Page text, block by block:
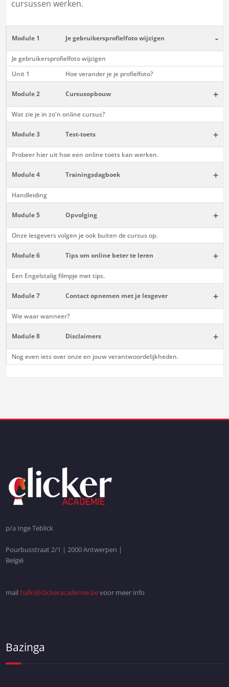
cursussen werken.
Module 1 Je gebruikersprofielfoto wijzigen -
Je gebruikersprofielfoto wijzigen
Unit 1
Hoe verander je je profielfoto?
Module 2 Cursusopbouw +
Wat zie je in zo'n online cursus?
Module 3 Test-toets +
Probeer hier uit hoe een online toets kan werken.
Module 4 Trainingsdagboek +
Handleiding
Module 5 Opvolging +
Onze lesgevers volgen je ook buiten de cursus op.
Module 6 Tips om online beter te leren +
Een Engelstalig filmpje met tips.
Module 7 Contact opnemen met je lesgever +
Wie waar wanneer?
Module 8 Disclaimers +
Nog even iets over onze en jouw verantwoordelijkheden.
p/a Inge Teblick
Pourbusstraat 2/1 | 2000 Antwerpen |
België
mail hallo@clickeracademie.bevoor meer info
Bazinga